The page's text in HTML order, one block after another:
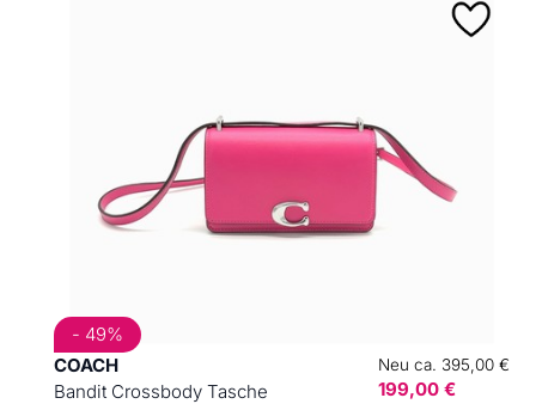
COACH
Bandit Crossbody Tasche
Neu ca. 395,00 €
199,00 €
- 49%